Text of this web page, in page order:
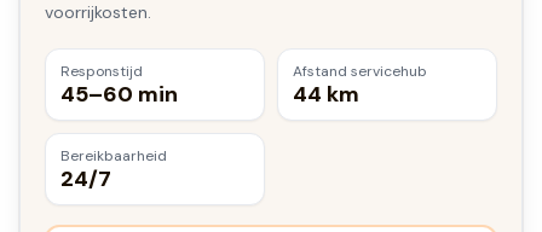
voorrijkosten.
Responstijd
45–60 min
Afstand servicehub
44 km
Bereikbaarheid
24/7